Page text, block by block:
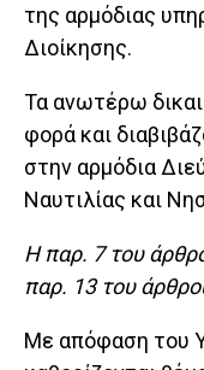
της αρμόδιας
Διοίκησης.
Τα ανωτέρω
φορά και
στην αρμόδια
Ναυτιλίας και
Η παρ. 7 του
παρ. 13 του
Με απόφαση του